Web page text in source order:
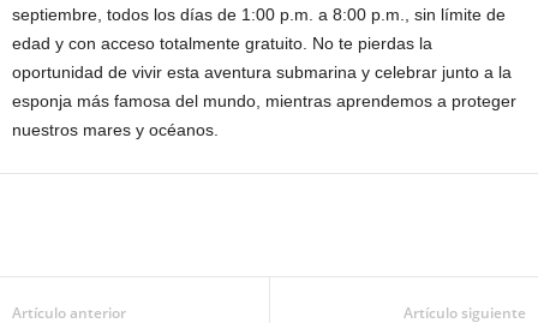
septiembre, todos los días de 1:00 p.m. a 8:00 p.m., sin límite de
edad y con acceso totalmente gratuito. No te pierdas la
oportunidad de vivir esta aventura submarina y celebrar junto a la
esponja más famosa del mundo, mientras aprendemos a proteger
nuestros mares y océanos.
Artículo anterior Artículo siguiente